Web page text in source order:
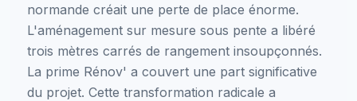
normande créait une perte de place énorme.
L'aménagement sur mesure sous pente a libéré
trois mètres carrés de rangement insoupçonnés.
La prime Rénov' a couvert une part significative
du projet. Cette transformation radicale a